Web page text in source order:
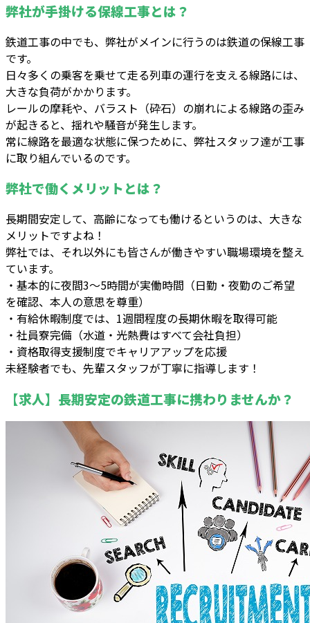
弊社が手掛ける保線工事とは？
鉄道工事の中でも、弊社がメインに行うのは鉄道の保線工事
です。
日々多くの乗客を乗せて走る列車の運行を支える線路には、
大きな負荷がかかります。
レールの摩耗や、バラスト（砕石）の崩れによる線路の歪み
が起きると、揺れや騒音が発生します。
常に線路を最適な状態に保つために、弊社スタッフ達が工事
に取り組んでいるのです。
弊社で働くメリットとは？
長期間安定して、高齢になっても働けるというのは、大きな
メリットですよね！
弊社では、それ以外にも皆さんが働きやすい職場環境を整え
ています。
・基本的に夜間3～5時間が実働時間（日勤・夜勤のご希望
を確認、本人の意思を尊重）
・有給休暇制度では、1週間程度の長期休暇を取得可能
・社員寮完備（水道・光熱費はすべて会社負担）
・資格取得支援制度でキャリアアップを応援
未経験者でも、先輩スタッフが丁寧に指導します！
【求人】長期安定の鉄道工事に携わりませんか？